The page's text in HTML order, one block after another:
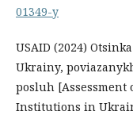
01349-y
USAID (2024)
Ukrainy,
posluh [Assessment
Institutions in